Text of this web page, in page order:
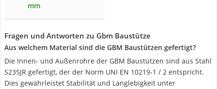
mm
Fragen und Antworten zu Gbm Baustütze
Aus welchem Material sind die GBM Baustützen gefertigt?
Die Innen- und Außenrohre der GBM Baustützen sind aus Stahl
S235JR gefertigt, der der Norm UNI EN 10219-1 / 2 entspricht.
Dies gewährleistet Stabilität und Langlebigkeit unter